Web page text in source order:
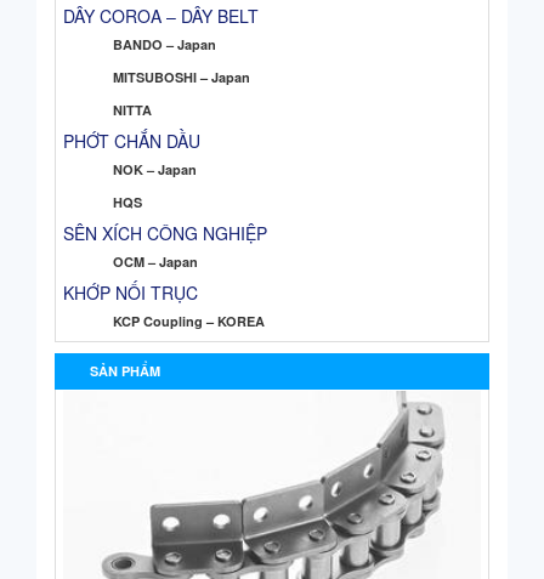
DÂY COROA – DÂY BELT
BANDO – Japan
MITSUBOSHI – Japan
NITTA
PHỚT CHẮN DẦU
NOK – Japan
HQS
SÊN XÍCH CÔNG NGHIỆP
OCM – Japan
KHỚP NỐI TRỤC
KCP Coupling – KOREA
SẢN PHẨM